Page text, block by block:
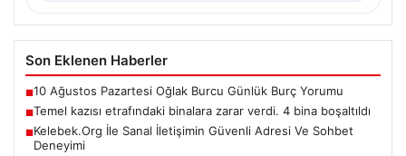
Son Eklenen Haberler
■10 Ağustos Pazartesi Oğlak Burcu Günlük Burç Yorumu
■Temel kazısı etrafındaki binalara zarar verdi. 4 bina boşaltıldı
■Kelebek.Org İle Sanal İletişimin Güvenli Adresi Ve Sohbet
Deneyimi